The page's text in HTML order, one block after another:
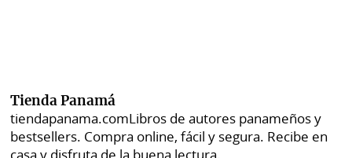
Tienda Panamá
tiendapanama.comLibros de autores panameños y
bestsellers. Compra online, fácil y segura. Recibe en
casa y disfruta de la buena lectura.